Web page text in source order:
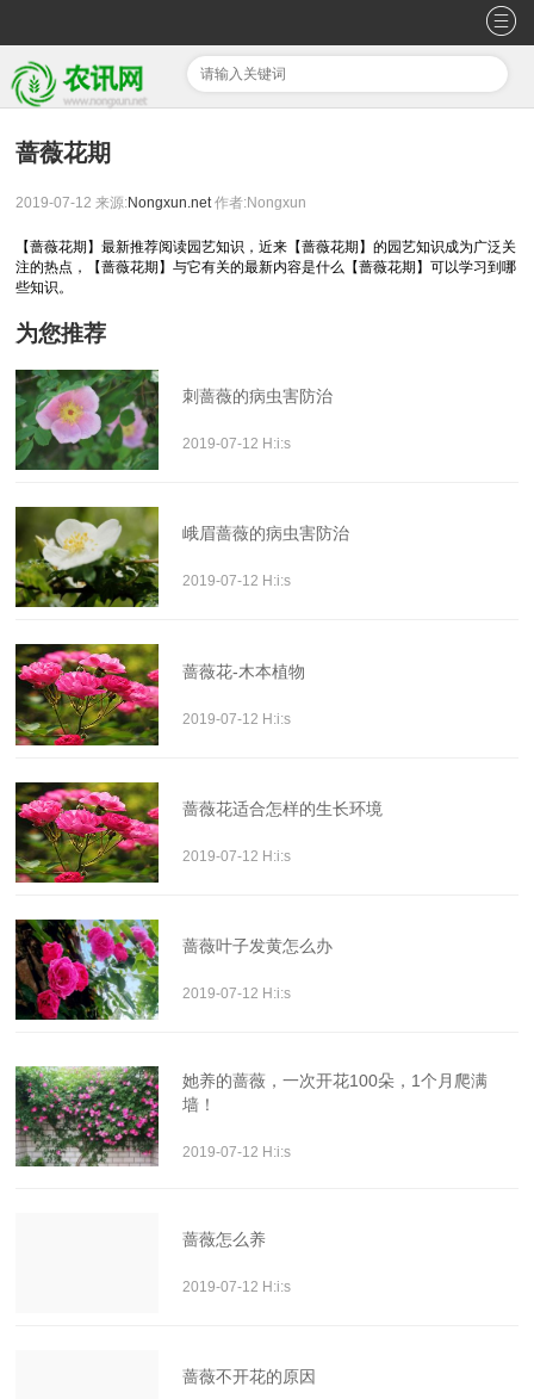
蔷薇花期
2019-07-12 来源:Nongxun.net 作者:Nongxun
【蔷薇花期】最新推荐阅读园艺知识，近来【蔷薇花期】的园艺知识成为广泛关
注的热点，【蔷薇花期】与它有关的最新内容是什么【蔷薇花期】可以学习到哪
些知识。
为您推荐
刺蔷薇的病虫害防治
2019-07-12 H:i:s
峨眉蔷薇的病虫害防治
2019-07-12 H:i:s
蔷薇花-木本植物
2019-07-12 H:i:s
蔷薇花适合怎样的生长环境
2019-07-12 H:i:s
蔷薇叶子发黄怎么办
2019-07-12 H:i:s
她养的蔷薇，一次开花100朵，1个月爬满
墙！
2019-07-12 H:i:s
蔷薇怎么养
2019-07-12 H:i:s
蔷薇不开花的原因